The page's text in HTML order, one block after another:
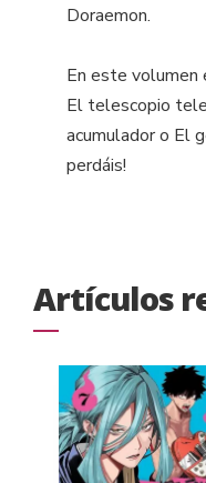
Doraemon.
En este volumen
El telescopio
acumulador o El
perdáis!
Artículos